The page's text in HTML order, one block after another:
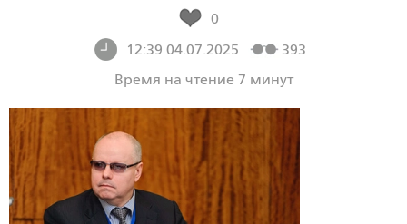
0
12:39 04.07.2025
393
Время на чтение 7 минут